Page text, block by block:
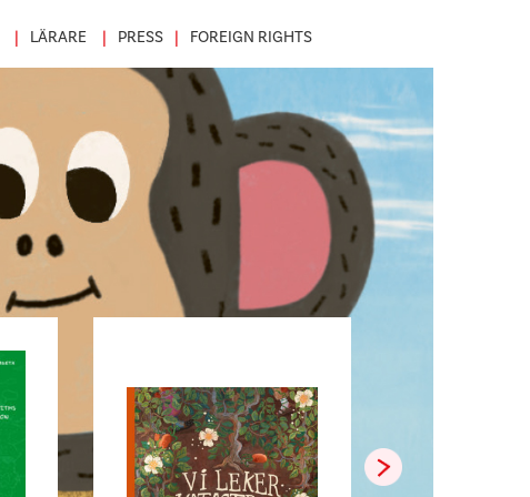
LÄRARE PRESS FOREIGN RIGHTS